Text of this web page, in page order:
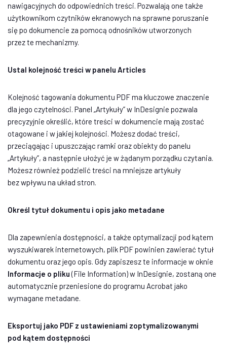
nawigacyjnych do odpowiednich treści. Pozwalają one także
użytkownikom czytników ekranowych na sprawne poruszanie
się po dokumencie za pomocą odnośników utworzonych
przez te mechanizmy.
Ustal kolejność treści w panelu Articles
Kolejność tagowania dokumentu PDF ma kluczowe znaczenie
dla jego czytelności. Panel „Artykuły” w InDesignie pozwala
precyzyjnie określić, które treści w dokumencie mają zostać
otagowane i w jakiej kolejności. Możesz dodać treści,
przeciągając i upuszczając ramki oraz obiekty do panelu
„Artykuły”, a następnie ułożyć je w żądanym porządku czytania.
Możesz również podzielić treści na mniejsze artykuły
bez wpływu na układ stron.
Określ tytuł dokumentu i opis jako metadane
Dla zapewnienia dostępności, a także optymalizacji pod kątem
wyszukiwarek internetowych, plik PDF powinien zawierać tytuł
dokumentu oraz jego opis. Gdy zapiszesz te informacje w oknie
Informacje o pliku(File Information) w InDesignie, zostaną one
automatycznie przeniesione do programu Acrobat jako
wymagane metadane.
Eksportuj jako PDF z ustawieniami zoptymalizowanymi
pod kątem dostępności